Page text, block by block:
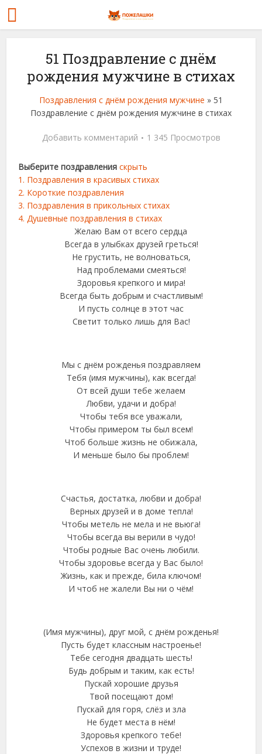
51 Поздравление с днём
рождения мужчине в стихах
Поздравления с днём рождения мужчине » 51
Поздравление с днём рождения мужчине в стихах
Добавить комментарий 1 345 Просмотров
Выберите поздравления скрыть
1. Поздравления в красивых стихах
2. Короткие поздравления
3. Поздравления в прикольных стихах
4. Душевные поздравления в стихах
Желаю Вам от всего сердца
Всегда в улыбках друзей греться!
Не грустить, не волноваться,
Над проблемами смеяться!
Здоровья крепкого и мира!
Всегда быть добрым и счастливым!
И пусть солнце в этот час
Светит только лишь для Вас!
Мы с днём рожденья поздравляем
Тебя (имя мужчины), как всегда!
От всей души тебе желаем
Любви, удачи и добра!
Чтобы тебя все уважали,
Чтобы примером ты был всем!
Чтоб больше жизнь не обижала,
И меньше было бы проблем!
Счастья, достатка, любви и добра!
Верных друзей и в доме тепла!
Чтобы метель не мела и не вьюга!
Чтобы всегда вы верили в чудо!
Чтобы родные Вас очень любили.
Чтобы здоровье всегда у Вас было!
Жизнь, как и прежде, била ключом!
И чтоб не жалели Вы ни о чём!
(Имя мужчины), друг мой, с днём рожденья!
Пусть будет классным настроенье!
Тебе сегодня двадцать шесть!
Будь добрым и таким, как есть!
Пускай хорошие друзья
Твой посещают дом!
Пускай для горя, слёз и зла
Не будет места в нём!
Здоровья крепкого тебе!
Успехов в жизни и труде!